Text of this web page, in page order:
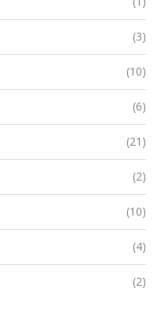
(3)
(10)
(6)
(21)
(2)
(10)
(4)
(2)